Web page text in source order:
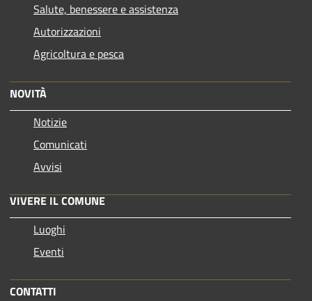
Salute, benessere e assistenza
Autorizzazioni
Agricoltura e pesca
NOVITÀ
Notizie
Comunicati
Avvisi
VIVERE IL COMUNE
Luoghi
Eventi
CONTATTI